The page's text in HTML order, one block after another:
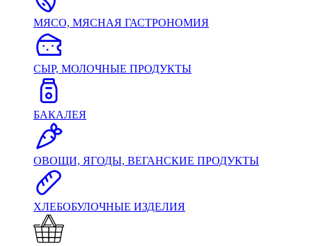
МЯСО, МЯСНАЯ ГАСТРОНОМИЯ
СЫР, МОЛОЧНЫЕ ПРОДУКТЫ
БАКАЛЕЯ
ОВОЩИ, ЯГОДЫ, ВЕГАНСКИЕ ПРОДУКТЫ
ХЛЕБОБУЛОЧНЫЕ ИЗДЕЛИЯ